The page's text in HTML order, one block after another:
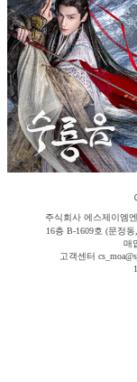
주식회사 에스제이엠
16층 B-1609호 (문정
매
고객센터